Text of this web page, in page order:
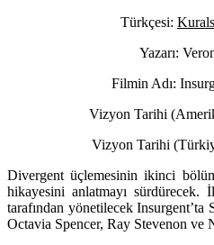
Türkçesi:
Yazarı:
Filmin Adı:
Vizyon Tarihi
Vizyon Tarihi
Divergent üçlemesinin ikinci
hikayesini anlatmayı
tarafından yönetilecek
Octavia Spencer, Ray Stevenon ve